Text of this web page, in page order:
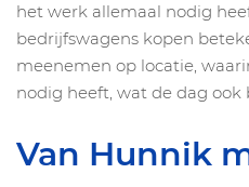
het werk allemaal nodig
bedrijfswagens kopen
meenemen op locatie,
nodig heeft, wat de dag ook
Van Hunnik